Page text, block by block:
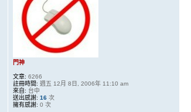
門神
文章: 6266
註冊時間: 週五 12月 8日, 2006年 11:10 am
來自: 台中
送出感謝: 16次
擁有感謝: 0 次